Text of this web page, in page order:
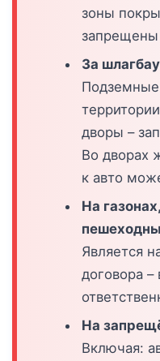
зоны
запрещены
За
дворы –
Во дворах
к авто
На
Является
договора
На
Включая: